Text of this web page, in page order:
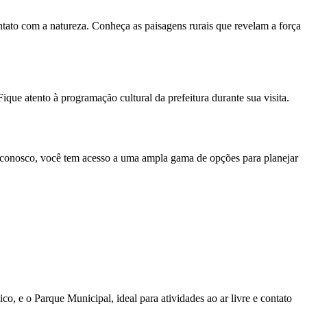
com a natureza. Conheça as paisagens rurais que revelam a força
atento à programação cultural da prefeitura durante sua visita.
você tem acesso a uma ampla gama de opções para planejar
e o Parque Municipal, ideal para atividades ao ar livre e contato